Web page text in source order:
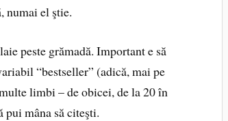
numai el ştie.
peste grămadă. Important e să
“bestseller” (adică, mai pe
limbi – de obicei, de la 20 în
pui mâna să citeşti.